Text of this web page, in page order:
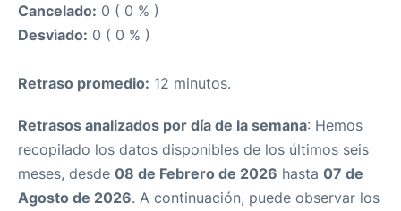
Cancelado: 0 ( 0 % )
Desviado: 0 ( 0 % )
Retraso promedio: 12 minutos.
Retrasos analizados por día de la semana: Hemos
recopilado los datos disponibles de los últimos seis
meses, desde 08 de Febrero de 2026 hasta 07 de
Agosto de 2026. A continuación, puede observar los